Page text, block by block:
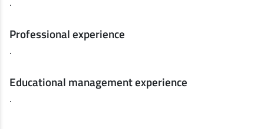
Professional experience
.
Educational management experience
.